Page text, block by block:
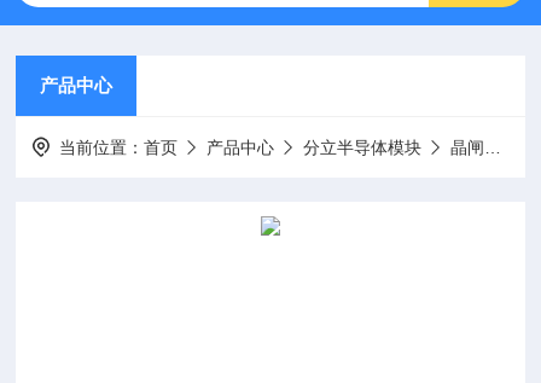
产品中心
当前位置：首页 产品中心 分立半导体模块 晶闸管模块